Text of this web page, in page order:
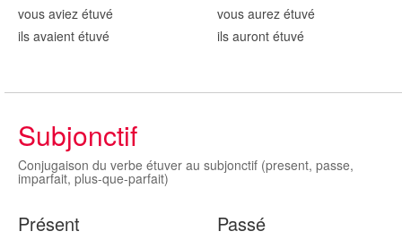
vous aviez étuvé
ils avaient étuvé
vous aurez étuvé
ils auront étuvé
Subjonctif
Conjugaison du verbe étuver au subjonctif (present, passe,
imparfait, plus-que-parfait)
Présent Passé